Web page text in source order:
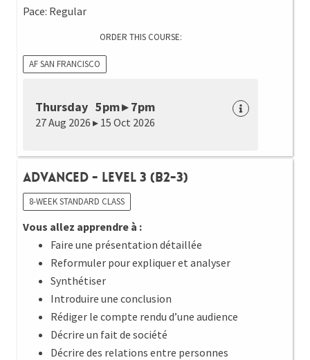
Pace: Regular
ORDER THIS COURSE:
AF SAN FRANCISCO
Thursday 5pm ▸ 7pm
27 Aug 2026 ▸ 15 Oct 2026
Advanced - Level 3 (B2-3)
8-WEEK STANDARD CLASS
Vous allez apprendre à :
Faire une présentation détaillée
Reformuler pour expliquer et analyser
Synthétiser
Introduire une conclusion
Rédiger le compte rendu d’une audience
Décrire un fait de société
Décrire des relations entre personnes